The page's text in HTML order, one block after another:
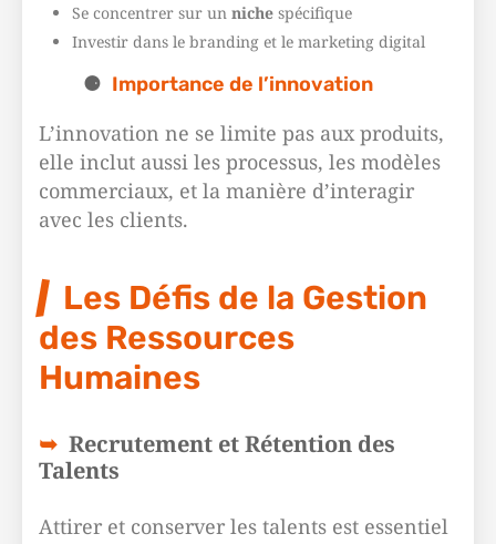
Se concentrer sur un niche spécifique
Investir dans le branding et le marketing digital
Importance de l’innovation
L’innovation ne se limite pas aux produits,
elle inclut aussi les processus, les modèles
commerciaux, et la manière d’interagir
avec les clients.
Les Défis de la Gestion
des Ressources
Humaines
Recrutement et Rétention des
Talents
Attirer et conserver les talents est essentiel